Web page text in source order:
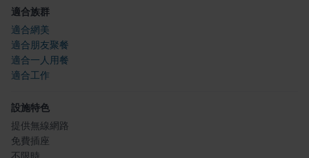
適合族群
適合網美
適合朋友聚餐
適合一人用餐
適合工作
設施特色
提供無線網路
免費插座